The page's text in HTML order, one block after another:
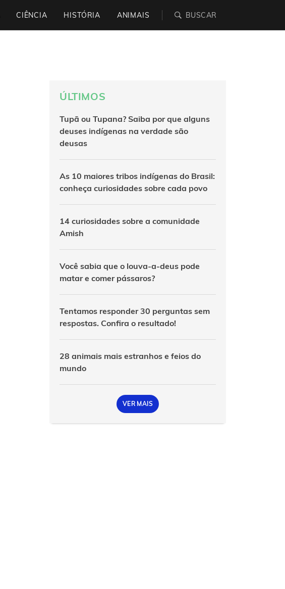
CIÊNCIA HISTÓRIA ANIMAIS
ÚLTIMOS
Tupã ou Tupana? Saiba por que alguns
deuses indígenas na verdade são
deusas
As 10 maiores tribos indígenas do Brasil:
conheça curiosidades sobre cada povo
14 curiosidades sobre a comunidade
Amish
Você sabia que o louva-a-deus pode
matar e comer pássaros?
Tentamos responder 30 perguntas sem
respostas. Confira o resultado!
28 animais mais estranhos e feios do
mundo
VER MAIS